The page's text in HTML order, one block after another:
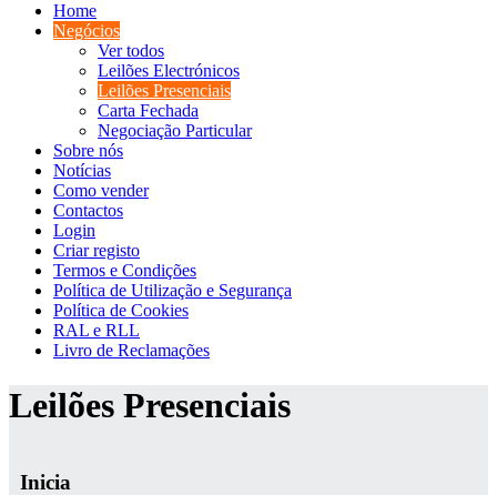
Home
Negócios
Ver todos
Leilões Electrónicos
Leilões Presenciais
Carta Fechada
Negociação Particular
Sobre nós
Notícias
Como vender
Contactos
Login
Criar registo
Termos e Condições
Política de Utilização e Segurança
Política de Cookies
RAL e RLL
Livro de Reclamações
Leilões Presenciais
Inicia